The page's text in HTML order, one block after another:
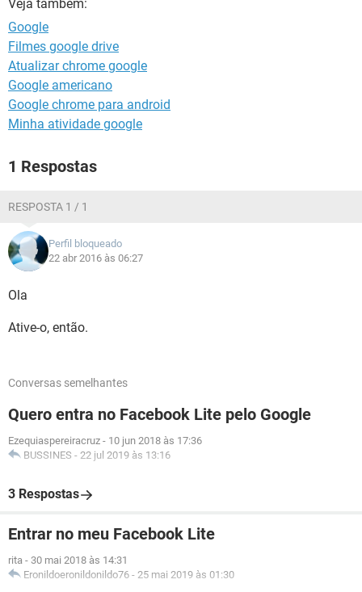
Veja também:
Google
Filmes google drive
Atualizar chrome google
Google americano
Google chrome para android
Minha atividade google
1 Respostas
RESPOSTA 1 / 1
Perfil bloqueado
22 abr 2016 às 06:27
Ola
Ative-o, então.
Conversas semelhantes
Quero entra no Facebook Lite pelo Google
Ezequiaspereiracruz - 10 jun 2018 às 17:36
BUSSINES - 22 jul 2019 às 13:16
3 Respostas
Entrar no meu Facebook Lite
rita - 30 mai 2018 às 14:31
Eronildoeronildonildo76 - 25 mai 2019 às 01:30